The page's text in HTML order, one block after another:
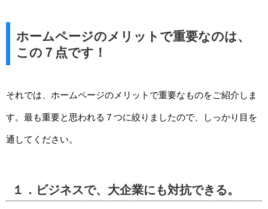
ホームページのメリットで重要なのは、
この７点です！
それでは、ホームページのメリットで重要なものをご紹介しま
す。最も重要と思われる７つに絞りましたので、しっかり目を
通してください。
１．ビジネスで、大企業にも対抗できる。